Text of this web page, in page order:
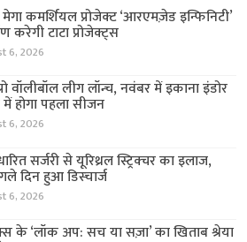
कमर्शियल प्रोजेक्ट ‘आरएमज़ेड इन्फिनिटी’
करेगी टाटा प्रोजेक्ट्स
6, 2026
वॉलीबॉल लीग लॉन्च, नवंबर में इकाना इंडोर
होगा पहला सीजन
6, 2026
सर्जरी से यूरिथ्रल स्ट्रिक्चर का इलाज,
दिन हुआ डिस्चार्ज
6, 2026
के ‘लॉक अप: सच या सज़ा’ का खिताब श्रेया